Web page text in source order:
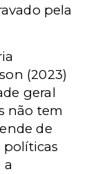
pela
(2023)
geral
não tem
de
políticas
a